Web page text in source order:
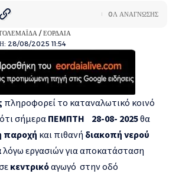
28/08/2025 11:54
/ ΕΟΡΔΑΙΑ
0Λ ΑΝΑΓΝΩΣΗΣ
πληροφορεί το καταναλωτικό κοινό
σήμερα ΠΕΜΠΤΗ 28-08- 2025θα
παροχή και πιθανή διακοπή νερού
λόγω εργασιών για αποκατάσταση
κεντρικόαγωγό στην οδό